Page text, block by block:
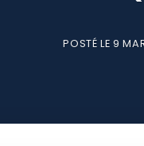
POSTÉ LE9